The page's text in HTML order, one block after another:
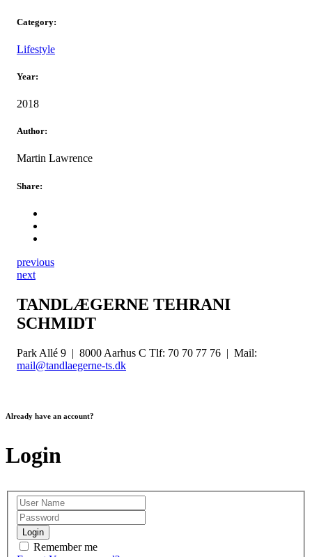
Category:
Lifestyle
Year:
2018
Author:
Martin Lawrence
Share:
previous
next
TANDLÆGERNE TEHRANI
SCHMIDT
Park Allé 9 | 8000 Aarhus C Tlf: 70 70 77 76 | Mail:
mail@tandlaegerne-ts.dk
Already have an account?
Login
Login
Remember me